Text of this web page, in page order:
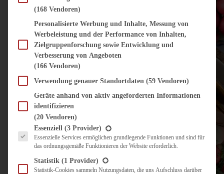
(168 Vendoren)
Personalisierte Werbung und Inhalte, Messung von
Werbeleistung und der Performance von Inhalten,
Zielgruppenforschung sowie Entwicklung und
Verbesserung von Angeboten
(166 Vendoren)
Verwendung genauer Standortdaten (59 Vendoren)
Geräte anhand von aktiv angeforderten Informationen
identifizieren
(20 Vendoren)
Es folgt eine Liste der Service-Gruppen, für die eine Einwilligung erteilt werden
Essenziell (3 Provider)
Essenzielle Services ermöglichen grundlegende Funktionen und sind für
das ordnungsgemäße Funktionieren der Website erforderlich.
Statistik (1 Provider)
Statistik-Cookies sammeln Nutzungsdaten, die uns Aufschluss darüber